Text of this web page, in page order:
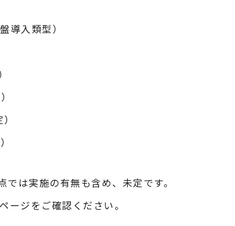
導入類型）
は実施の有無も含め、未定です。
ジをご確認ください。